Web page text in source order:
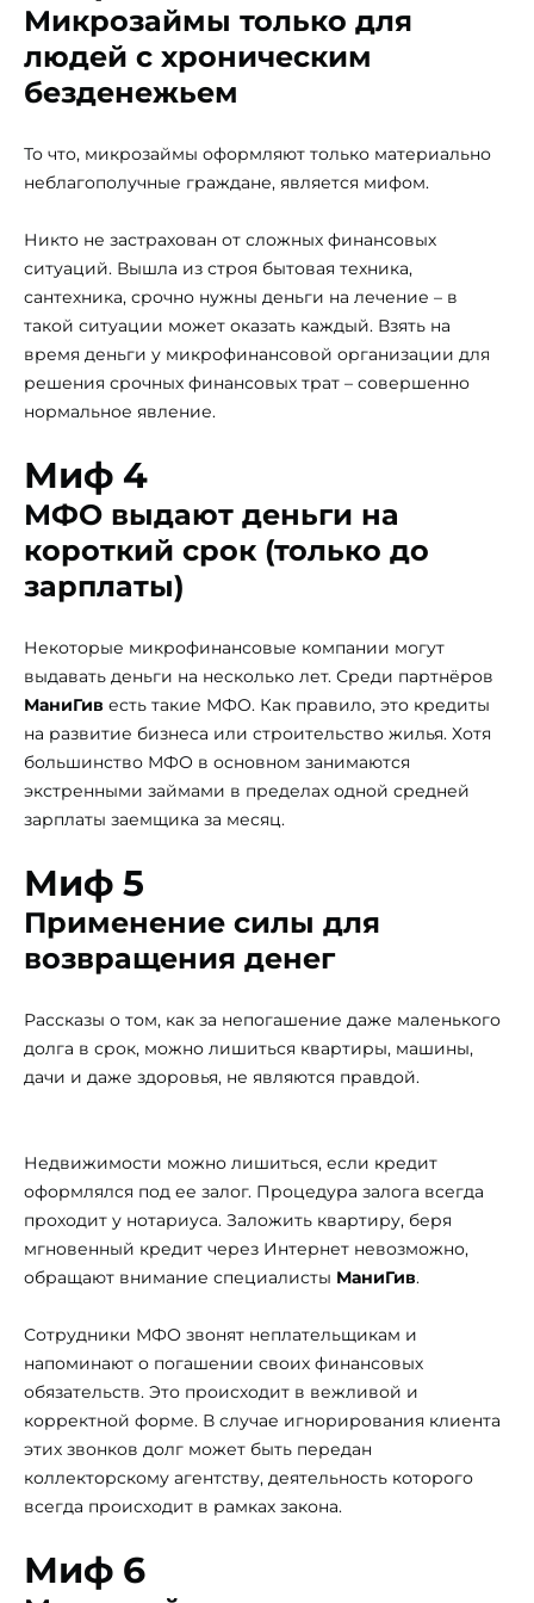
Микрозаймы только для
людей с хроническим
безденежьем
То что, микрозаймы оформляют только материально
неблагополучные граждане, является мифом.
Никто не застрахован от сложных финансовых
ситуаций. Вышла из строя бытовая техника,
сантехника, срочно нужны деньги на лечение – в
такой ситуации может оказать каждый. Взять на
время деньги у микрофинансовой организации для
решения срочных финансовых трат – совершенно
нормальное явление.
Миф 4
МФО выдают деньги на
короткий срок (только до
зарплаты)
Некоторые микрофинансовые компании могут
выдавать деньги на несколько лет. Среди партнёров
МаниГив есть такие МФО. Как правило, это кредиты
на развитие бизнеса или строительство жилья. Хотя
большинство МФО в основном занимаются
экстренными займами в пределах одной средней
зарплаты заемщика за месяц.
Миф 5
Применение силы для
возвращения денег
Рассказы о том, как за непогашение даже маленького
долга в срок, можно лишиться квартиры, машины,
дачи и даже здоровья, не являются правдой.
Недвижимости можно лишиться, если кредит
оформлялся под ее залог. Процедура залога всегда
проходит у нотариуса. Заложить квартиру, беря
мгновенный кредит через Интернет невозможно,
обращают внимание специалисты МаниГив.
Сотрудники МФО звонят неплательщикам и
напоминают о погашении своих финансовых
обязательств. Это происходит в вежливой и
корректной форме. В случае игнорирования клиента
этих звонков долг может быть передан
коллекторскому агентству, деятельность которого
всегда происходит в рамках закона.
Миф 6